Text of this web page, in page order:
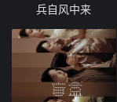
兵自风中来